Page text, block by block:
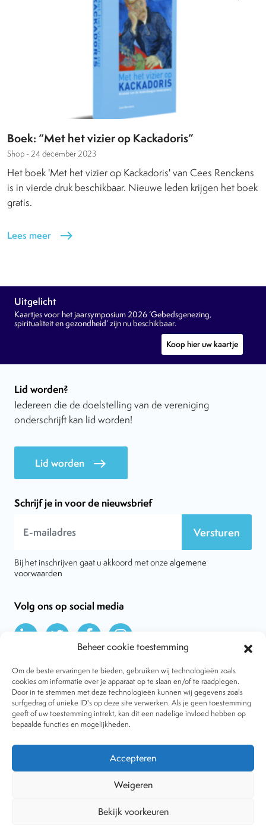
Beheer cookie toestemming
Om de beste ervaringen te bieden, gebruiken wij technologieën zoals
cookies om informatie over je apparaat op te slaan en/of te raadplegen.
Door in te stemmen met deze technologieën kunnen wij gegevens zoals
surfgedrag of unieke ID's op deze site verwerken. Als je geen toestemming
geeft of uw toestemming intrekt, kan dit een nadelige invloed hebben op
bepaalde functies en mogelijkheden.
Accepteren
Weigeren
Bekijk voorkeuren
Boek: “Met het vizier op Kackadoris”
Shop - 24 december 2023
Het boek 'Met het vizier op Kackadoris' van Cees Renckens
is in vierde druk beschikbaar. Nieuwe leden krijgen het boek
gratis.
Lees meer east
Uitgelicht
Kaartjes voor het jaarsymposium 2026 ‘Gebedsgenezing,
spiritualiteit en gezondheid’ zijn nu beschikbaar.
Koop hier uw kaartje
Lid worden?
Iedereen die de doelstelling van de vereniging
onderschrijft kan lid worden!
Lid worden east
Schrijf je in voor de nieuwsbrief
Versturen
Bij het inschrijven gaat u akkoord met onze algemene
voorwaarden
Volg ons op social media
Over VtdK
Contact
Nieuws
Behandelwijzen
Dossiers
Tijdschrift
Copyright © 2001-2026 Vereniging tegen de Kwakzalverij. Alle